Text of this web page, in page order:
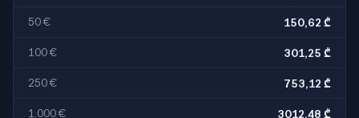
50 € 150,62 ₾
100 € 301,25 ₾
250 € 753,12 ₾
1.000 € 3012,48 ₾